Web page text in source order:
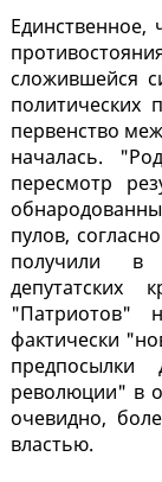
Единственное,
сложившейся
политических
первенство
началась.
пересмотр
пулов,
получили в
депутатских
фактически
революции" в
очевидно,
властью.